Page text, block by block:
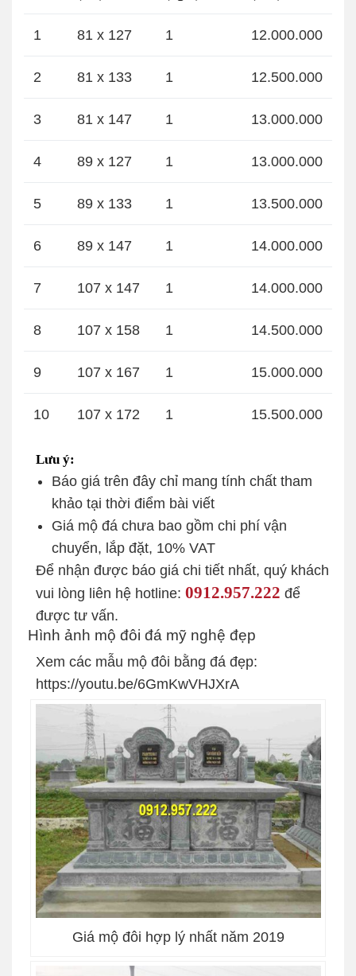
1 81 x 127 1 12.000.000
2 81 x 133 1 12.500.000
3 81 x 147 1 13.000.000
4 89 x 127 1 13.000.000
5 89 x 133 1 13.500.000
6 89 x 147 1 14.000.000
7 107 x 147 1 14.000.000
8 107 x 158 1 14.500.000
9 107 x 167 1 15.000.000
10 107 x 172 1 15.500.000
Lưu ý:
Báo giá trên đây chỉ mang tính chất tham
khảo tại thời điểm bài viết
Giá mộ đá chưa bao gồm chi phí vận
chuyển, lắp đặt, 10% VAT
Để nhận được báo giá chi tiết nhất, quý khách
vui lòng liên hệ hotline: 0912.957.222 để
được tư vấn.
Hình ảnh mộ đôi đá mỹ nghệ đẹp
Xem các mẫu mộ đôi bằng đá đẹp:
https://youtu.be/6GmKwVHJXrA
Giá mộ đôi hợp lý nhất năm 2019